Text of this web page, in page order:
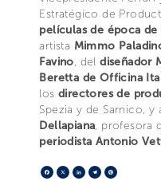
Estratégico de
películas de época de
artista Mimmo
Favino, deldiseñador
Beretta de Officina
los directores de
Spezia y de Sarnico, y
Dellapiana, profesora
periodista Antonio
Facebook
X LinkedIn
Telegram